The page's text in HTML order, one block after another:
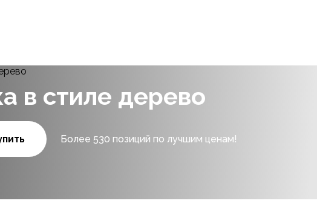
в стиле дерево
Более 530 позиций по лучшим ценам!